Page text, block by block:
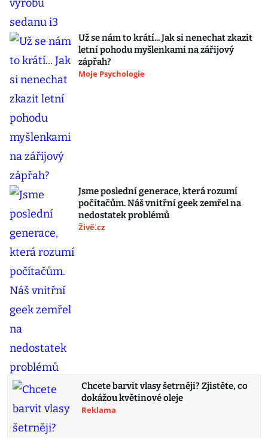
Už se nám to krátí... Jak si nenechat zkazit
letní pohodu myšlenkami na zářijový
zápřah?
Moje Psychologie
Jsme poslední generace, která rozumí
počítačům. Náš vnitřní geek zemřel na
nedostatek problémů
Živě.cz
Chcete barvit vlasy šetrněji? Zjistěte, co
dokážou květinové oleje
Reklama